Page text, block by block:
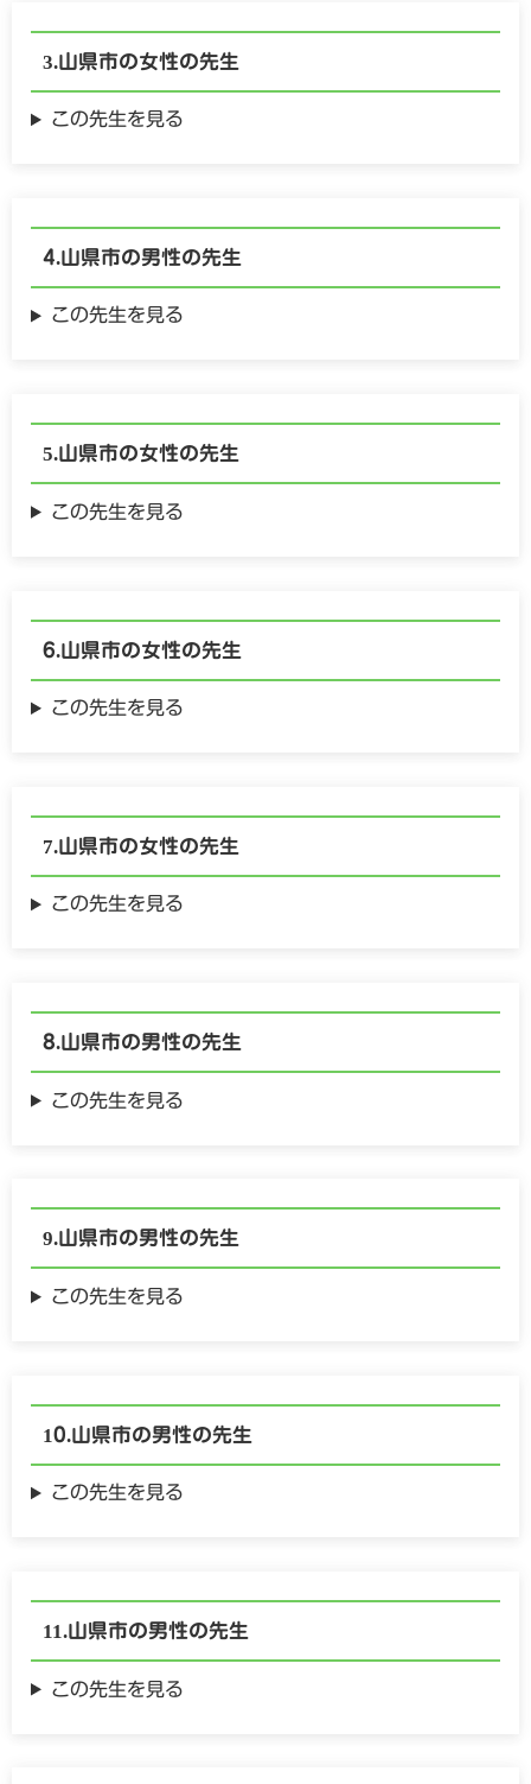
山県市の女性の先生
この先生を見る
山県市の男性の先生
この先生を見る
山県市の女性の先生
この先生を見る
山県市の女性の先生
この先生を見る
山県市の女性の先生
この先生を見る
山県市の男性の先生
この先生を見る
山県市の男性の先生
この先生を見る
山県市の男性の先生
この先生を見る
山県市の男性の先生
この先生を見る